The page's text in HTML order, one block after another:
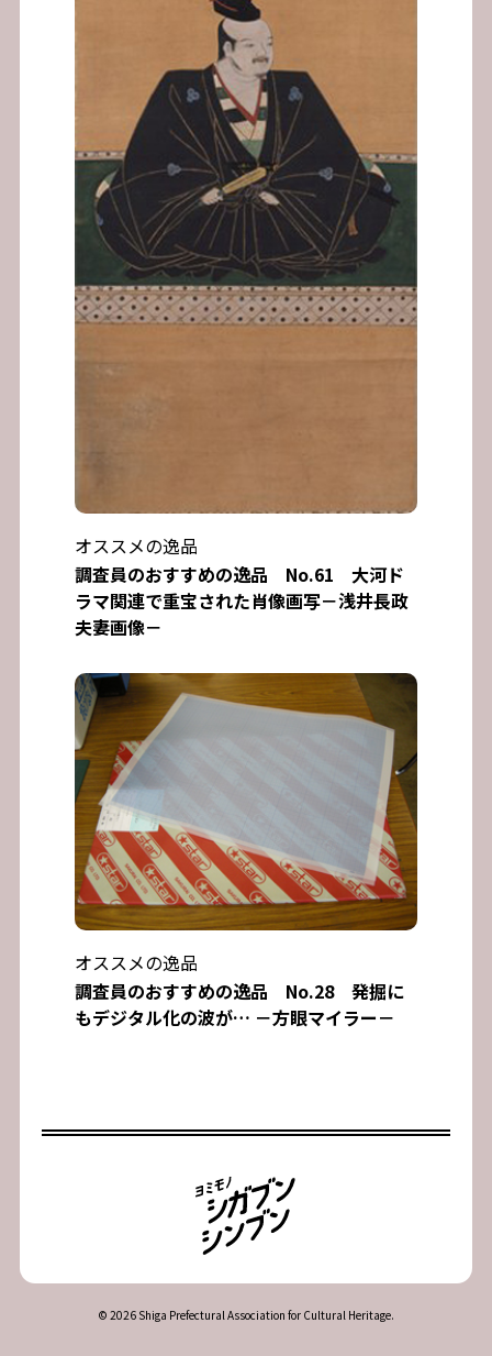
オススメの逸品
調査員のおすすめの逸品 No.61 大河ド
ラマ関連で重宝された肖像画写－浅井長政
夫妻画像－
オススメの逸品
調査員のおすすめの逸品 No.28 発掘に
もデジタル化の波が… －方眼マイラー－
© 2026 Shiga Prefectural Association for Cultural Heritage.